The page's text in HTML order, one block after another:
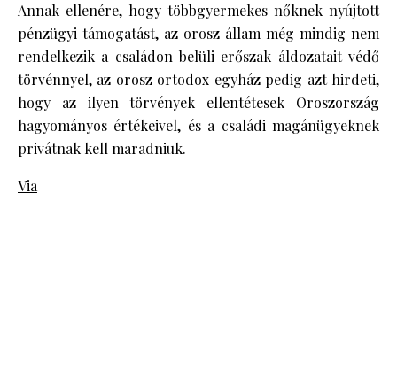
Annak ellenére, hogy többgyermekes nőknek nyújtott
pénzügyi támogatást, az orosz állam még mindig nem
rendelkezik a családon belüli erőszak áldozatait védő
törvénnyel, az orosz ortodox egyház pedig azt hirdeti,
hogy az ilyen törvények ellentétesek Oroszország
hagyományos értékeivel, és a családi magánügyeknek
privátnak kell maradniuk.
Via